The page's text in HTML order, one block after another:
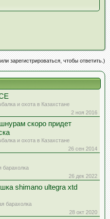
зарегистрироваться, чтобы ответить.)
и охота в Казахстане
2 ноя 2016
скоро придет
и охота в Казахстане
26 сен 2014
барахолка
26 дек 2022
shimano ultegra xtd
барахолка
28 окт 2020